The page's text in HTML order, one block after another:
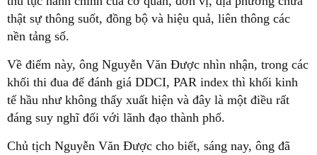
thật sự thông suốt, đồng bộ và hiệu quả, liên thông các
nền tảng số.
Về điểm này, ông Nguyễn Văn Được nhìn nhận, trong các
khối thi đua để đánh giá DDCI, PAR index thì khối kinh
tế hầu như không thấy xuất hiện và đây là một điều rất
đáng suy nghĩ đối với lãnh đạo thành phố.
Chủ tịch Nguyễn Văn Được cho biết, sáng nay, ông đã